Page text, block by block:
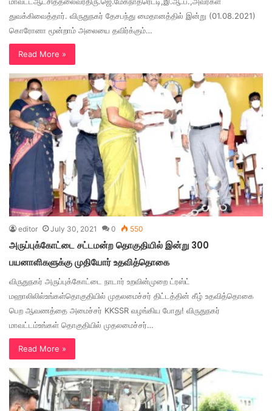
துவக்கிவைத்தார். விருதுநகர் தேசபந்து மைதானத்தில் இன்று (01.08.2021)
கொரோனா மூன்றாம் அலையை தவிர்க்கும்…
Read More »
editor July 30, 2021 0 550
அருப்புக்கோட்டை சட்டமன்ற தொகுதியில் இன்று 300
பயனாளிகளுக்கு முதியோர் உதவித்தொகை
விருதுநகர் அருப்புக்கோட்டை நாடார் உறவின்முறை ட்ரஸ்ட்
மஹாலிலில்உங்கள்தொகுதியில் முதலமைச்சர் திட்டத்தின் கீழ் உதவித்தொகை
பெற ஆவணத்தை அமைச்சர் KKSSR வழங்கிய போது! விருதுநகர்
மாவட்டம்உங்கள் தொகுதியில் முதலமைச்சர்…
Read More »